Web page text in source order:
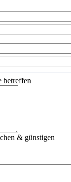
betreffen
& günstigen